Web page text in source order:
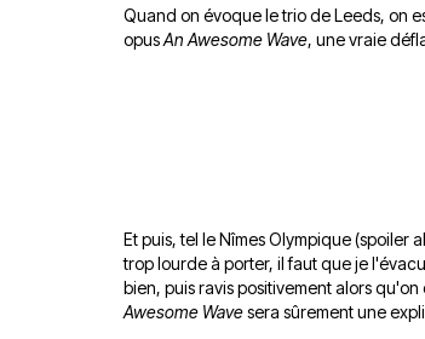
Quand on évoque le trio de Leeds, on
opusAn Awesome Wave, une vraie
Et puis, tel le Nîmes Olympique (spoiler
trop lourde à porter, il faut que je
bien, puis ravis positivement alors
Awesome Wavesera sûrement une